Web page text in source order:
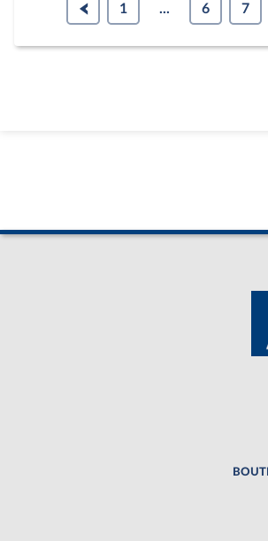
1 ... 6 7